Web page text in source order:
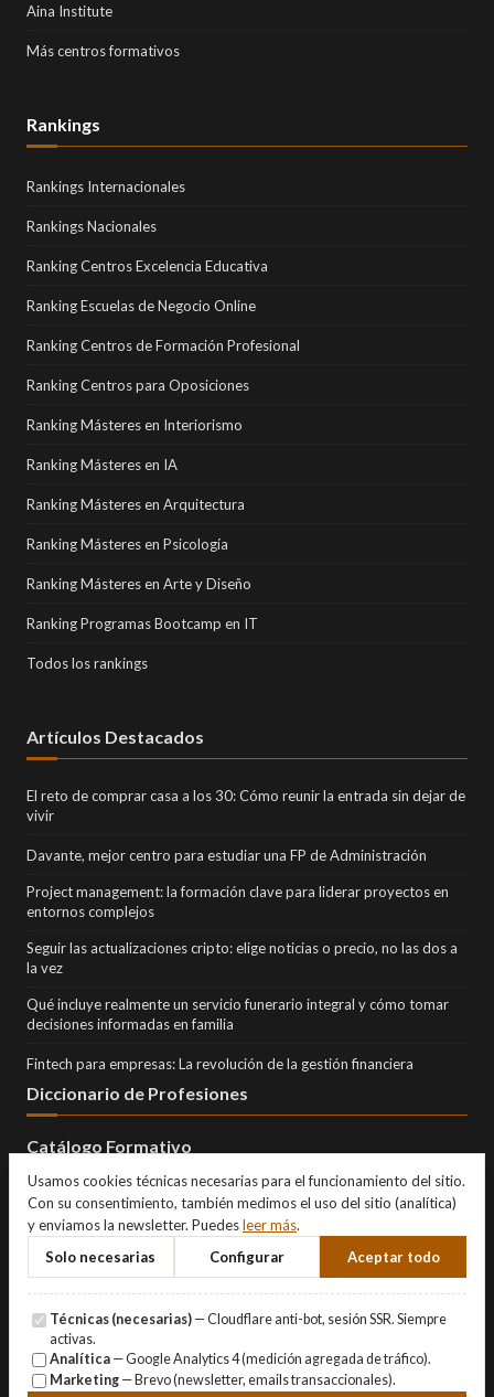
Aina Institute
Más centros formativos
Rankings
Rankings Internacionales
Rankings Nacionales
Ranking Centros Excelencia Educativa
Ranking Escuelas de Negocio Online
Ranking Centros de Formación Profesional
Ranking Centros para Oposiciones
Ranking Másteres en Interiorismo
Ranking Másteres en IA
Ranking Másteres en Arquitectura
Ranking Másteres en Psicología
Ranking Másteres en Arte y Diseño
Ranking Programas Bootcamp en IT
Todos los rankings
Artículos Destacados
El reto de comprar casa a los 30: Cómo reunir la entrada sin dejar de
vivir
Davante, mejor centro para estudiar una FP de Administración
Project management: la formación clave para liderar proyectos en
entornos complejos
Seguir las actualizaciones cripto: elige noticias o precio, no las dos a
la vez
Qué incluye realmente un servicio funerario integral y cómo tomar
decisiones informadas en familia
Fintech para empresas: La revolución de la gestión financiera
Diccionario de Profesiones
Catálogo Formativo
Usamos cookies técnicas necesarias para el funcionamiento del sitio.
Con su consentimiento, también medimos el uso del sitio (analítica)
y enviamos la newsletter. Puedesleer más.
Solo necesarias
Configurar Aceptar todo
Técnicas (necesarias) — Cloudflare anti-bot, sesión SSR. Siempre
activas.
Analítica — Google Analytics 4 (medición agregada de tráfico).
Marketing — Brevo (newsletter, emails transaccionales).